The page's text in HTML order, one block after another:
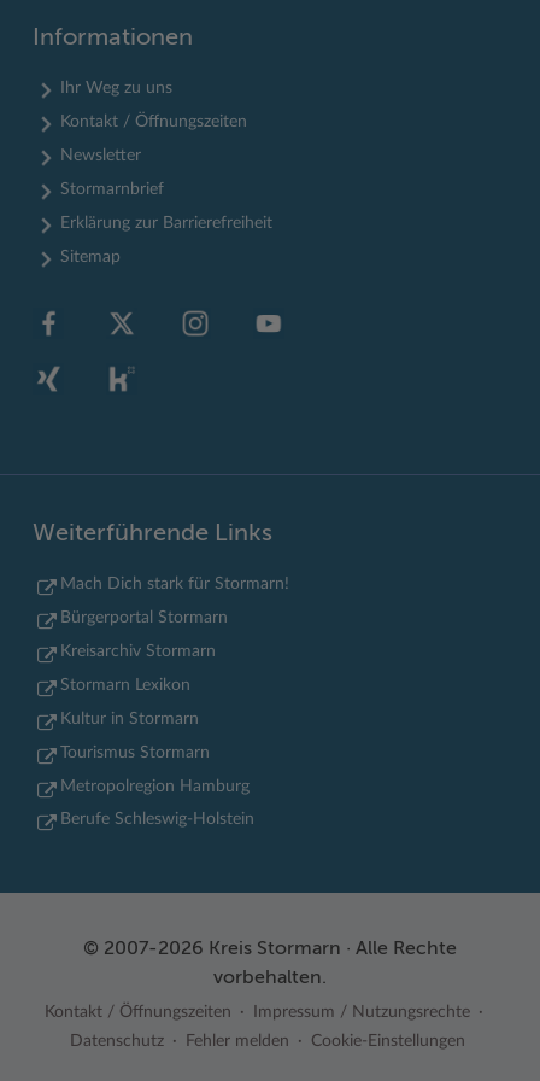
Informationen
Ihr Weg zu uns
Kontakt / Öffnungszeiten
Newsletter
Stormarnbrief
Erklärung zur Barrierefreiheit
Sitemap
Weiterführende Links
Mach Dich stark für Stormarn!
Bürgerportal Stormarn
Kreisarchiv Stormarn
Stormarn Lexikon
Kultur in Stormarn
Tourismus Stormarn
Metropolregion Hamburg
Berufe Schleswig-Holstein
© 2007-2026 Kreis Stormarn · Alle Rechte
vorbehalten.
Kontakt / Öffnungszeiten
Impressum / Nutzungsrechte
Datenschutz
Fehler melden Cookie-Einstellungen